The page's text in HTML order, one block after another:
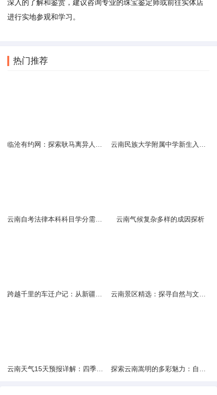
深入的了解和鉴赏，建议咨询专业的珠宝鉴定师或前往实体店
进行实地参观和学习。
热门推荐
云南气候复杂多样的成因探析